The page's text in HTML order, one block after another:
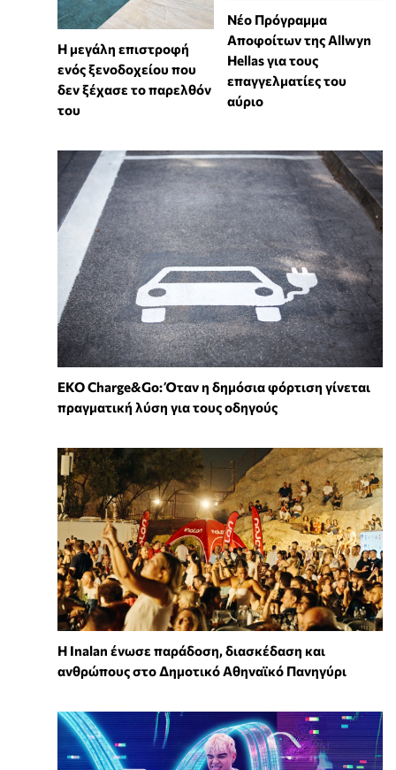
Η μεγάλη επιστροφή
ενός ξενοδοχείου που
δεν ξέχασε το παρελθόν
του
Νέο Πρόγραμμα
Αποφοίτων της Allwyn
Hellas για τους
επαγγελματίες του
αύριο
EKO Charge&Go: Όταν η δημόσια φόρτιση γίνεται
πραγματική λύση για τους οδηγούς
Η Inalan ένωσε παράδοση, διασκέδαση και
ανθρώπους στο Δημοτικό Αθηναϊκό Πανηγύρι